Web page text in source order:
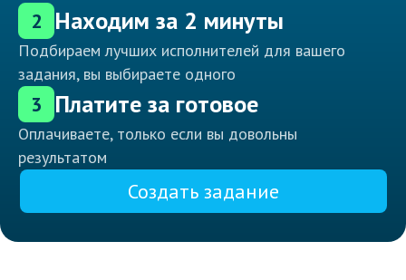
2 Находим за 2 минуты
Подбираем лучших исполнителей для вашего
задания, вы выбираете одного
3 Платите за готовое
Оплачиваете, только если вы довольны
результатом
Создать задание